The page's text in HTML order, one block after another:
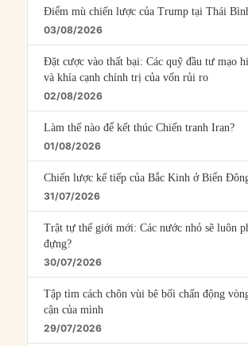
Điểm mù chiến lược của Trump tại Thái
03/08/2026
Đặt cược vào thất bại: Các quỹ đầu tư mạo
và khía cạnh chính trị của vốn rủi ro
02/08/2026
Làm thế nào để kết thúc Chiến tranh Iran?
01/08/2026
Chiến lược kế tiếp của Bắc Kinh ở Biển
31/07/2026
Trật tự thế giới mới: Các nước nhỏ sẽ luôn
đựng?
30/07/2026
Tập tìm cách chôn vùi bê bối chấn động
cận của mình
29/07/2026